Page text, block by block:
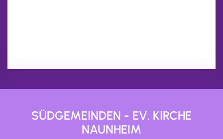
SÜDGEMEINDEN - EV. KIRCHE
NAUNHEIM